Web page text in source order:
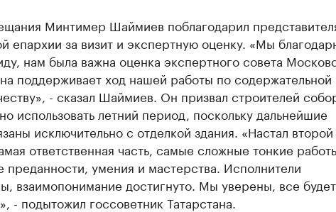
Минтимер Шаймиев поблагодарил
епархии за визит и экспертную оценку. «Мы
нам была важна оценка экспертного совета
поддерживает ход нашей работы по содержательной
- сказал Шаймиев. Он призвал строителей
использовать летний период, поскольку дальнейшие
исключительно с отделкой здания. «Настал второй
ответственная часть, самые сложные тонкие
умения и мастерства. Исполнители
взаимопонимание достигнуто. Мы уверены, все будет
- подытожил госсоветник Татарстана.